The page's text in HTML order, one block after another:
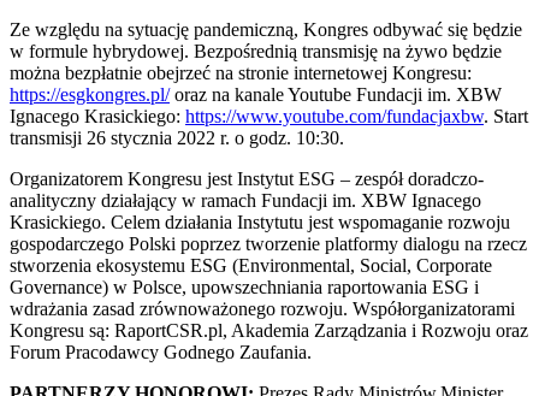
Ze względu na sytuację pandemiczną, Kongres odbywać się będzie
w formule hybrydowej. Bezpośrednią transmisję na żywo będzie
można bezpłatnie obejrzeć na stronie internetowej Kongresu:
https://esgkongres.pl/oraz na kanale Youtube Fundacji im. XBW
Ignacego Krasickiego: https://www.youtube.com/fundacjaxbw. Start
transmisji 26 stycznia 2022 r. o godz. 10:30.
Organizatorem Kongresu jest Instytut ESG – zespół doradczo-
analityczny działający w ramach Fundacji im. XBW Ignacego
Krasickiego. Celem działania Instytutu jest wspomaganie rozwoju
gospodarczego Polski poprzez tworzenie platformy dialogu na rzecz
stworzenia ekosystemu ESG (Environmental, Social, Corporate
Governance) w Polsce, upowszechniania raportowania ESG i
wdrażania zasad zrównoważonego rozwoju. Współorganizatorami
Kongresu są: RaportCSR.pl, Akademia Zarządzania i Rozwoju oraz
Forum Pracodawcy Godnego Zaufania.